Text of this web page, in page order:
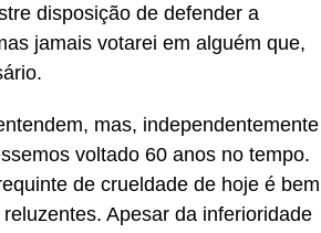
disposição de defender a
jamais votarei em alguém que,
mas, independentemente
voltado 60 anos no tempo.
de crueldade de hoje é bem
Apesar da inferioridade